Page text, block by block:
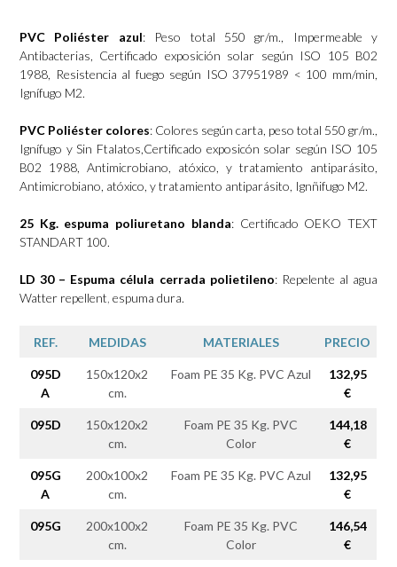
PVC Poliéster azul: Peso total 550 gr/m., Impermeable y
Antibacterias, Certificado exposición solar según ISO 105 B02
1988, Resistencia al fuego según ISO 37951989 < 100 mm/min,
Ignífugo M2.
PVC Poliéster colores: Colores según carta, peso total 550 gr/m.,
Ignífugo y Sin Ftalatos,Certificado exposicón solar según ISO 105
B02 1988, Antimicrobiano, atóxico, y tratamiento antiparásito,
Antimicrobiano, atóxico, y tratamiento antiparásito, Ignñifugo M2.
25 Kg. espuma poliuretano blanda: Certificado OEKO TEXT
STANDART 100.
LD 30 – Espuma célula cerrada polietileno: Repelente al agua
Watter repellent espuma dura.
REF. MEDIDAS MATERIALES PRECIO
095D
A
150x120x2
cm.
Foam PE 35 Kg. PVC Azul
132,95
€
095D
150x120x2
cm.
Foam PE 35 Kg. PVC
Color
144,18
€
095G
A
200x100x2
cm.
Foam PE 35 Kg. PVC Azul
132,95
€
095G
200x100x2
cm.
Foam PE 35 Kg. PVC
Color
146,54
€